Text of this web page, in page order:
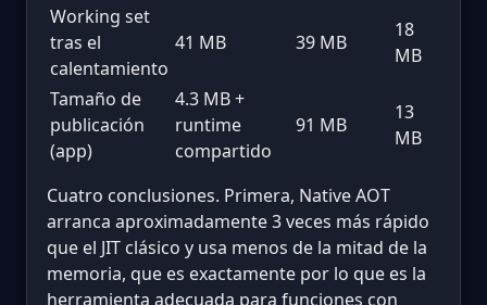
Working set
tras el
calentamiento
41 MB 39 MB
18
MB
Tamaño de
publicación
(app)
4.3 MB +
runtime
compartido
91 MB
13
MB
Cuatro conclusiones. Primera, Native AOT
arranca aproximadamente 3 veces más rápido
que el JIT clásico y usa menos de la mitad de la
memoria, que es exactamente por lo que es la
herramienta adecuada para funciones con